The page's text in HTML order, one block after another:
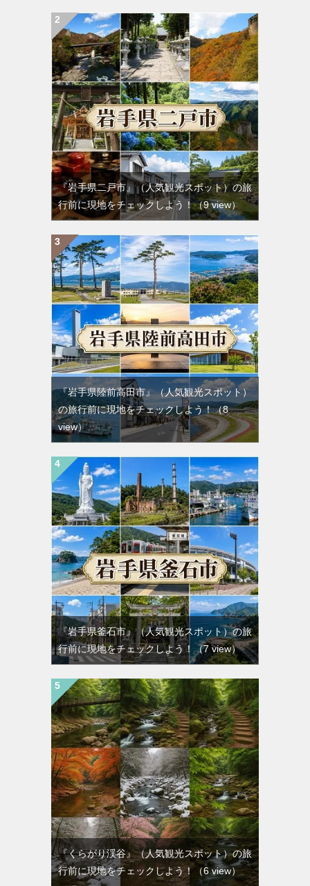
『岩手県二戸市』（人気観光スポット）の旅
行前に現地をチェックしよう！（9 view）
『岩手県陸前高田市』（人気観光スポット）
の旅行前に現地をチェックしよう！（8
view）
『岩手県釜石市』（人気観光スポット）の旅
行前に現地をチェックしよう！ （7 view）
『くらがり渓谷』（人気観光スポット）の旅
行前に現地をチェックしよう！
（6 view）